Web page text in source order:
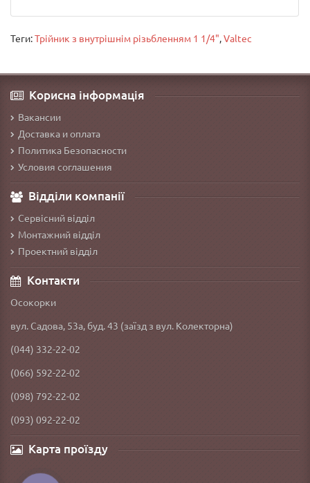
Теги:Трійник з внутрішнім різьбленням 1 1/4",Valtec
Корисна інформація
Вакансии
Доставка и оплата
Политика Безопасности
Условия соглашения
Відділи компанії
Сервісний відділ
Монтажний відділ
Проектний відділ
Контакти
Осокорки
вул. Садова, 53а, буд. 43 (заїзд з вул. Колекторна)
(044) 332-22-02
(066) 592-22-02
(098) 792-22-02
(093) 092-22-02
Карта проїзду